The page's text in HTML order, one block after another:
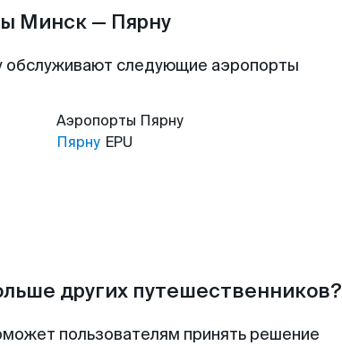
Минск — Пярну
следующие аэропорты
Аэропорты Пярну
Пярну EPU
других путешественников?
пользователям принять решение